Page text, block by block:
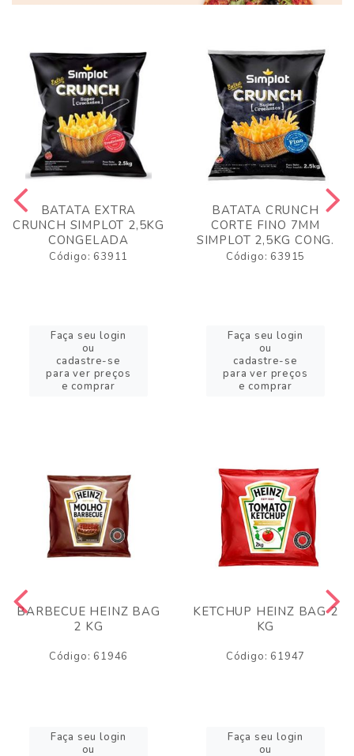
BATATA EXTRA
CRUNCH SIMPLOT 2,5KG
CONGELADA
Código: 63911
Faça seu login
ou
cadastre-se
para ver preços
e comprar
BATATA CRUNCH
CORTE FINO 7MM
SIMPLOT 2,5KG CONG.
Código: 63915
Faça seu login
ou
cadastre-se
para ver preços
e comprar
BARBECUE HEINZ BAG
2 KG
Código: 61946
Faça seu login
ou
KETCHUP HEINZ BAG 2
KG
Código: 61947
Faça seu login
ou